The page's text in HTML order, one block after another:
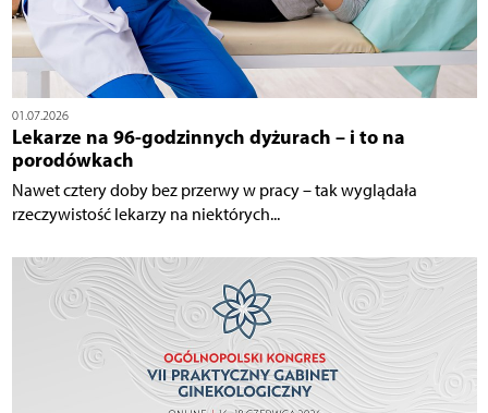
01.07.2026
Lekarze na 96-godzinnych dyżurach – i to na
porodówkach
Nawet cztery doby bez przerwy w pracy – tak wyglądała
rzeczywistość lekarzy na niektórych...